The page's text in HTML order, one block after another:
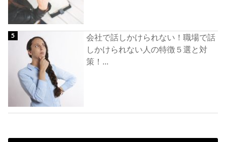
会社で話しかけられない！職場で話
しかけられない人の特徴５選と対
策！...